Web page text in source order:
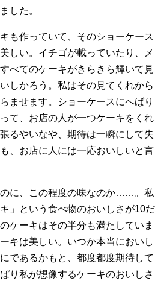
した。
も作っていて、そのショーケース
しい。イチゴが載っていたり、メ
べてのケーキがきらきら輝いて見
しかろう。私はその見てくれから
ませます。ショーケースにへばり
て、お店の人が一つケーキをくれ
るやいなや、期待は一瞬にして失
、お店に人には一応おいしいと言
に、この程度の味なのか……。私
」という食べ物のおいしさが10だ
ケーキはその半分も満たしていま
キは美しい。いつか本当においし
であるかもと、都度都度期待して
り私が想像するケーキのおいしさ